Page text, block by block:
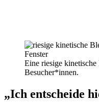
Eine riesige
Besucher*innen.
„Ich entscheide